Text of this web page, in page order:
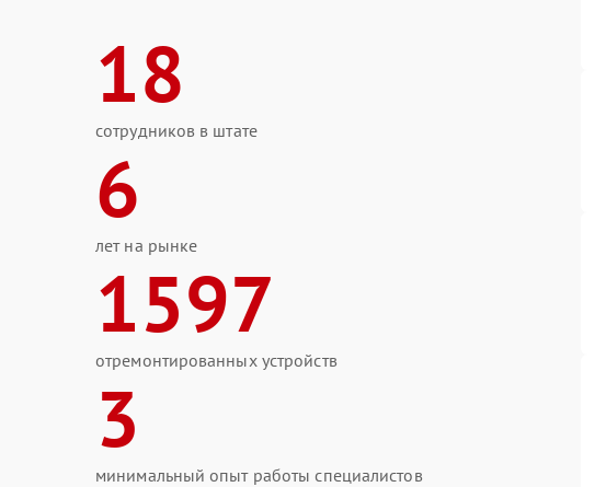
18
сотрудников в штате
6
лет на рынке
1597
отремонтированных устройств
3
минимальный опыт работы специалистов